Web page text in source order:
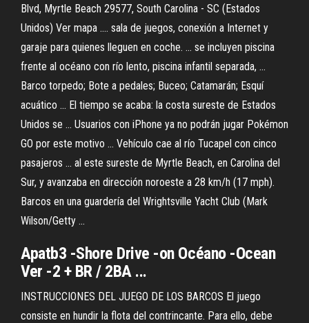
Blvd, Myrtle Beach 29577, South Carolina - SC (Estados
Unidos) Ver mapa .... sala de juegos, conexión a Internet y
garaje para quienes lleguen en coche. ... se incluyen piscina
frente al océano con río lento, piscina infantil separada, ...
Barco torpedo; Bote a pedales; Buceo; Catamarán; Esquí
acuático ... El tiempo se acaba: la costa sureste de Estados
Unidos se ... Usuarios con iPhone ya no podrán jugar Pokémon
GO por este motivo ... Vehículo cae al río Tucapel con cinco
pasajeros ... al este sureste de Myrtle Beach, en Carolina del
Sur, y avanzaba en dirección noroeste a 28 km/h (17 mph).
Barcos en una guardería del Wrightsville Yacht Club (Mark
Wilson/Getty ...
Apatb3 -Shore Drive -on Océano -Ocean
Ver -2 + BR / 2BA ...
INSTRUCCIONES DEL JUEGO DE LOS BARCOS El juego
consiste en hundir la flota del contrincante. Para ello, debe